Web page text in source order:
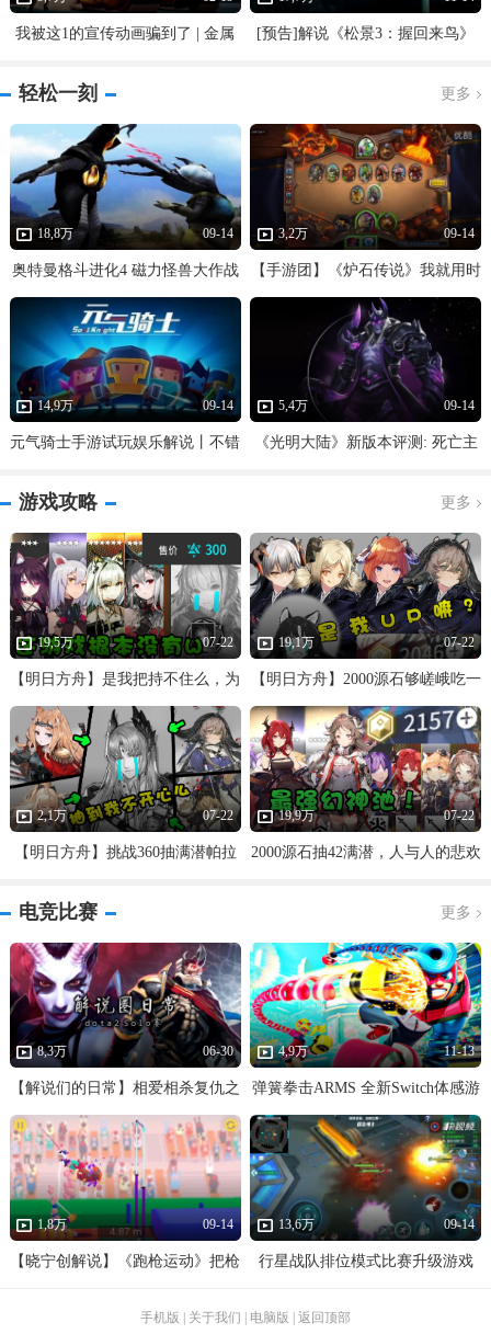
我被这1的宣传动画骗到了 | 金属
[预告]解说《松景3：握回来鸟》
轻松一刻 更多
18,8万 09-14
奥特曼格斗进化4 磁力怪兽大作战
3,2万 09-14
【手游团】《炉石传说》我就用时
14,9万 09-14
元气骑士手游试玩娱乐解说丨不错
5,4万 09-14
《光明大陆》新版本评测: 死亡主
游戏攻略 更多
19,5万 07-22
【明日方舟】是我把持不住么，为
19,1万 07-22
【明日方舟】2000源石够嵯峨吃一
2,1万 07-22
【明日方舟】挑战360抽满潜帕拉
19,9万 07-22
2000源石抽42满潜，人与人的悲欢
电竞比赛 更多
8,3万 06-30
【解说们的日常】相爱相杀复仇之
4,9万 11-13
弹簧拳击ARMS 全新Switch体感游
来比赛啦！
1,8万 09-14
【晓宁创解说】《跑枪运动》把枪
13,6万 09-14
行星战队排位模式比赛升级游戏
手机版 关于我们 电脑版 返回顶部